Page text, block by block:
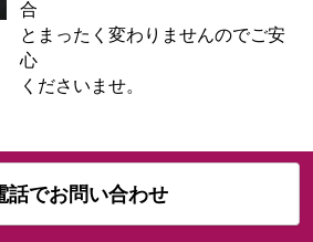
合
とまったく変わりませんのでご安
心
くださいませ。
話でお問い合わせ